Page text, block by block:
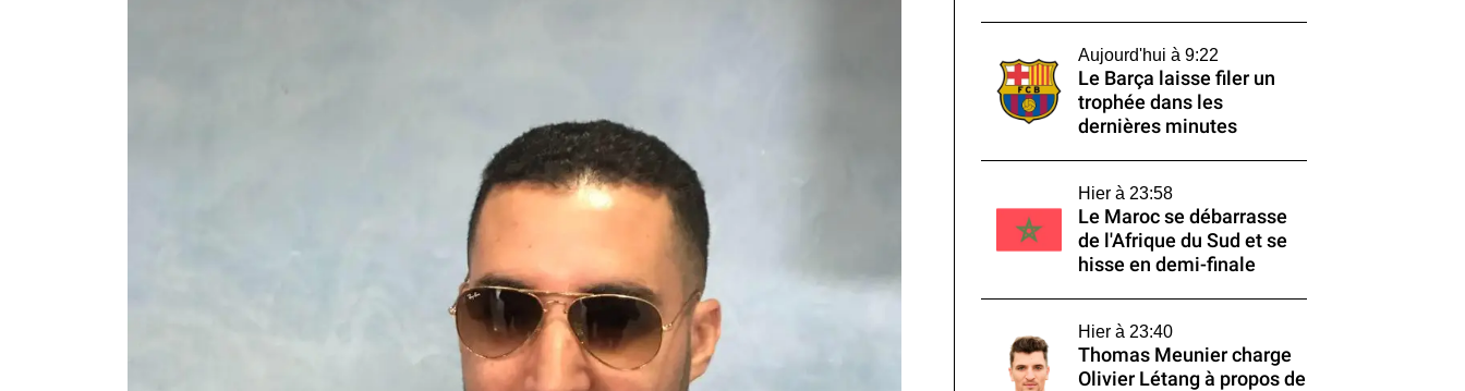
Aujourd'hui à 9:22
Le Barça laisse filer un
trophée dans les
dernières minutes
Hier à 23:58
Le Maroc se débarrasse
de l'Afrique du Sud et se
hisse en demi-finale
Hier à 23:40
Thomas Meunier charge
Olivier Létang à propos de